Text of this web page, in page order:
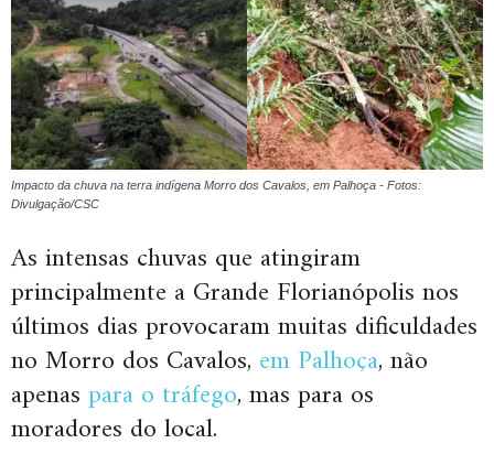
Impacto da chuva na terra indígena Morro dos Cavalos, em Palhoça - Fotos:
Divulgação/CSC
As intensas chuvas que atingiram
principalmente a Grande Florianópolis nos
últimos dias provocaram muitas dificuldades
no Morro dos Cavalos, em Palhoça, não
apenaspara o tráfego, mas para os
moradores do local.